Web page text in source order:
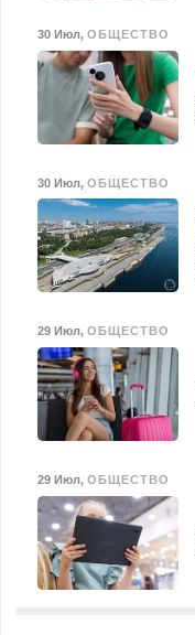
30 Июл, ОБЩЕСТВО
30 Июл, ОБЩЕСТВО
29 Июл, ОБЩЕСТВО
29 Июл, ОБЩЕСТВО